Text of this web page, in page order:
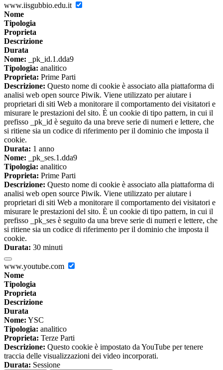
www.iisgubbio.edu.it
Nome
Tipologia
Proprieta
Descrizione
Durata
Nome: _pk_id.1.dda9
Tipologia: analitico
Proprieta: Prime Parti
Descrizione: Questo nome di cookie è associato alla piattaforma di
analisi web open source Piwik. Viene utilizzato per aiutare i
proprietari di siti Web a monitorare il comportamento dei visitatori e
misurare le prestazioni del sito. È un cookie di tipo pattern, in cui il
prefisso _pk_id è seguito da una breve serie di numeri e lettere, che
si ritiene sia un codice di riferimento per il dominio che imposta il
cookie.
Durata: 1 anno
Nome: _pk_ses.1.dda9
Tipologia: analitico
Proprieta: Prime Parti
Descrizione: Questo nome di cookie è associato alla piattaforma di
analisi web open source Piwik. Viene utilizzato per aiutare i
proprietari di siti Web a monitorare il comportamento dei visitatori e
misurare le prestazioni del sito. È un cookie di tipo pattern, in cui il
prefisso _pk_ses è seguito da una breve serie di numeri e lettere, che
si ritiene sia un codice di riferimento per il dominio che imposta il
cookie.
Durata: 30 minuti
www.youtube.com
Nome
Tipologia
Proprieta
Descrizione
Durata
Nome: YSC
Tipologia: analitico
Proprieta: Terze Parti
Descrizione: Questo cookie è impostato da YouTube per tenere
traccia delle visualizzazioni dei video incorporati.
Durata: Sessione